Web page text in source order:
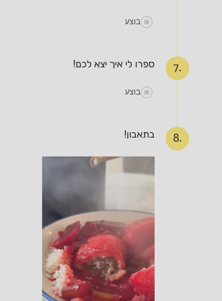
בוצע
7. ספרו לי איך יצא לכם!
בוצע
8. בתאבון!